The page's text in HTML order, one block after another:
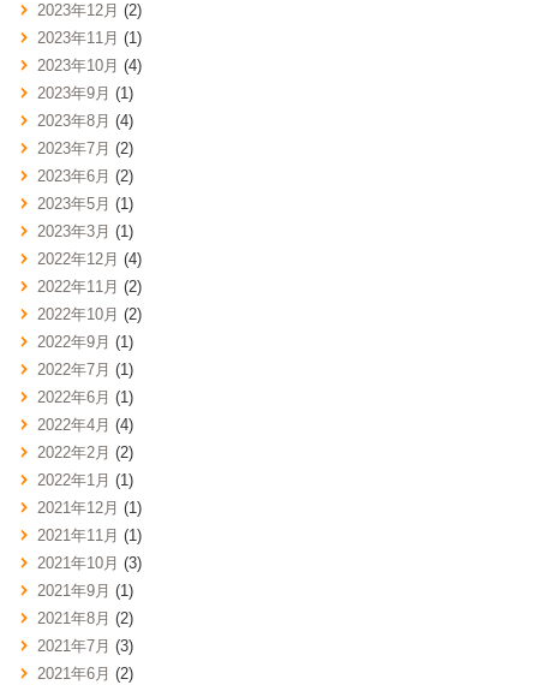
2023年12月 (2)
2023年11月 (1)
2023年10月 (4)
2023年9月 (1)
2023年8月 (4)
2023年7月 (2)
2023年6月 (2)
2023年5月 (1)
2023年3月 (1)
2022年12月 (4)
2022年11月 (2)
2022年10月 (2)
2022年9月 (1)
2022年7月 (1)
2022年6月 (1)
2022年4月 (4)
2022年2月 (2)
2022年1月 (1)
2021年12月 (1)
2021年11月 (1)
2021年10月 (3)
2021年9月 (1)
2021年8月 (2)
2021年7月 (3)
2021年6月 (2)